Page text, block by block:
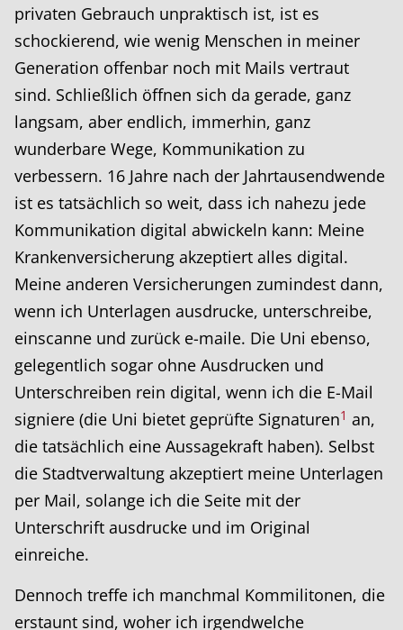
privaten Gebrauch unpraktisch ist, ist es
schockierend, wie wenig Menschen in meiner
Generation offenbar noch mit Mails vertraut
sind. Schließlich öffnen sich da gerade, ganz
langsam, aber endlich, immerhin, ganz
wunderbare Wege, Kommunikation zu
verbessern. 16 Jahre nach der Jahrtausendwende
ist es tatsächlich so weit, dass ich nahezu jede
Kommunikation digital abwickeln kann: Meine
Krankenversicherung akzeptiert alles digital.
Meine anderen Versicherungen zumindest dann,
wenn ich Unterlagen ausdrucke, unterschreibe,
einscanne und zurück e-maile. Die Uni ebenso,
gelegentlich sogar ohne Ausdrucken und
Unterschreiben rein digital, wenn ich die E-Mail
signiere (die Uni bietet geprüfte Signaturen1 an,
die tatsächlich eine Aussagekraft haben). Selbst
die Stadtverwaltung akzeptiert meine Unterlagen
per Mail, solange ich die Seite mit der
Unterschrift ausdrucke und im Original
einreiche.
Dennoch treffe ich manchmal Kommilitonen, die
erstaunt sind, woher ich irgendwelche